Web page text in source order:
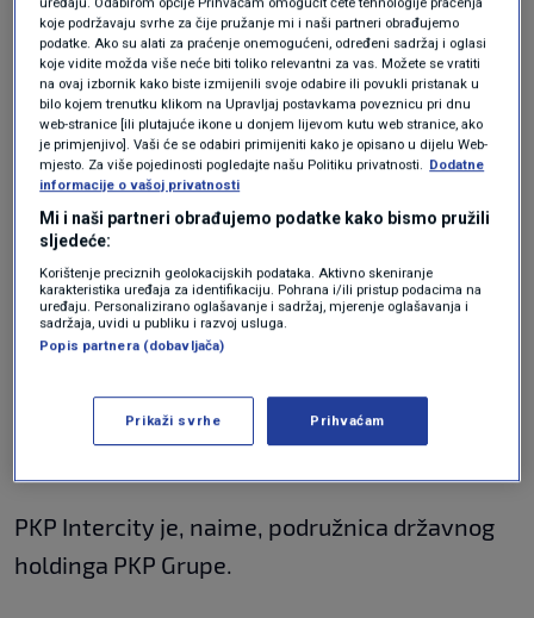
tvrtka planira pokrenuti izravne veze između
Poljske i Hrvatske, a moguće je i produžiti trasu
vlaka IC Sobieski koji trenutno vozi do Beča.
Naglasio je da pokretanje takve veze zahtijeva
međunarodne aranžmane, zbog čega tvrtka
provodi pregovore s češkim, austrijskim,
slovenskim i hrvatskim partnerima, prenosi
Novi list.
ovih razgovora", dodao je glasnogovornik ovog
željezničkog prijevoznika.
PKP Intercity je, naime, podružnica državnog
holdinga PKP Grupe.
koje podržavaju svrhe za čije pružanje mi i naši partneri obrađujemo
podatke. Ako su alati za praćenje onemogućeni, određeni sadržaj i oglasi
koje vidite možda više neće biti toliko relevantni za vas. Možete se vratiti
na ovaj izbornik kako biste izmijenili svoje odabire ili povukli pristanak u
bilo kojem trenutku klikom na Upravljaj postavkama poveznicu pri dnu
web-stranice [ili plutajuće ikone u donjem lijevom kutu web stranice, ako
je primjenjivo]. Vaši će se odabiri primijeniti kako je opisano u dijelu Web-
mjesto. Za više pojedinosti pogledajte našu Politiku privatnosti. Dodatne
informacije o vašoj privatnosti
Mi i naši partneri obrađujemo podatke kako bismo pružili
sljedeće:
Korištenje preciznih geolokacijskih podataka. Aktivno skeniranje
karakteristika uređaja za identifikaciju. Pohrana i/ili pristup podacima na
uređaju. Personalizirano oglašavanje i sadržaj, mjerenje oglašavanja i
sadržaja, uvidi u publiku i razvoj usluga.
Popis partnera (dobavljača)
Prikaži svrhe Prihvaćam